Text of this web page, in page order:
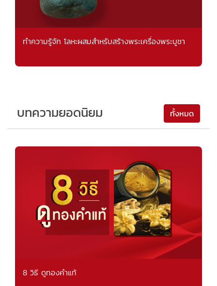
ทำความรู้จัก โลหะผสมสำหรับสร้างพระเครื่องพระบูชา
บทความยอดนิยม ทั้งหมด
8 วิธี ดูทองคำแท้